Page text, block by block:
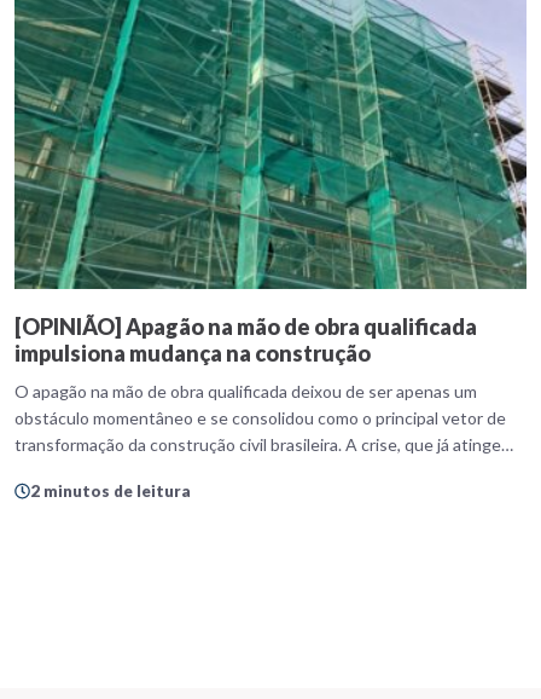
[OPINIÃO] Apagão na mão de obra qualificada
impulsiona mudança na construção
O apagão na mão de obra qualificada deixou de ser apenas um
obstáculo momentâneo e se consolidou como o principal vetor de
transformação da construção civil brasileira. A crise, que já atinge
artesanais e impulsionou uma virada tecnológica sem precedentes.
2 minutos de leitura